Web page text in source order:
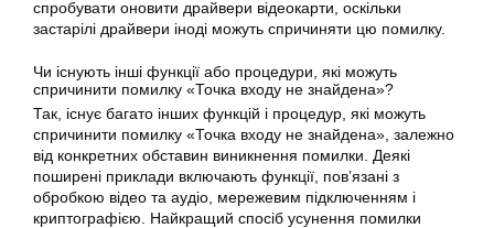
спробувати оновити драйвери відеокарти, оскільки
застарілі драйвери іноді можуть спричиняти цю помилку.
Чи існують інші функції або процедури, які можуть
спричинити помилку «Точка входу не знайдена»?
Так, існує багато інших функцій і процедур, які можуть
спричинити помилку «Точка входу не знайдена», залежно
від конкретних обставин виникнення помилки. Деякі
поширені приклади включають функції, пов’язані з
обробкою відео та аудіо, мережевим підключенням і
криптографією. Найкращий спосіб усунення помилки